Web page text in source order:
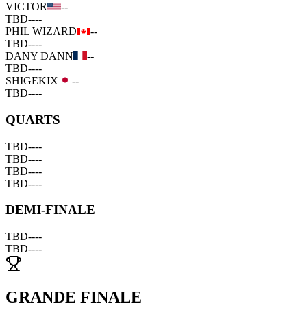
VICTOR
--
TBD----
PHIL WIZARD
--
TBD----
DANY DANN
--
TBD----
SHIGEKIX
--
TBD----
QUARTS
TBD----
TBD----
TBD----
TBD----
DEMI-FINALE
TBD----
TBD----
GRANDE FINALE